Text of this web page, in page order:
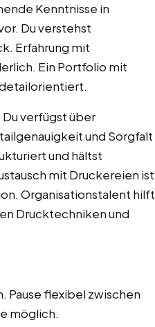
Kenntnisse in
Du verstehst
Erfahrung mit
Ein Portfolio mit
verfügst über
und Sorgfalt
und hältst
mit Druckereien ist
Organisationstalent hilft
Drucktechniken und
Pause flexibel zwischen
möglich.